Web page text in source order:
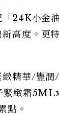
24K小金
高度。更
緻精華/豐潤
緻霜
點。